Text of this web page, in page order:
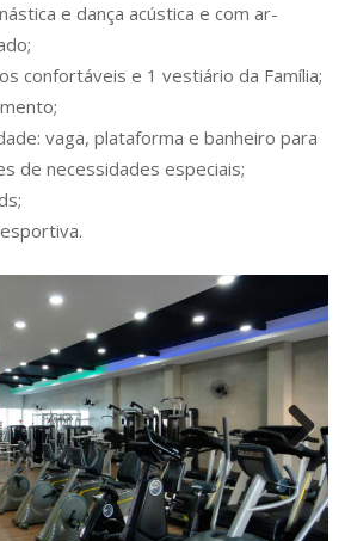
e dança acústica e com ar-
confortáveis e 1 vestiário da Família;
vaga, plataforma e banheiro para
de necessidades especiais;
Next